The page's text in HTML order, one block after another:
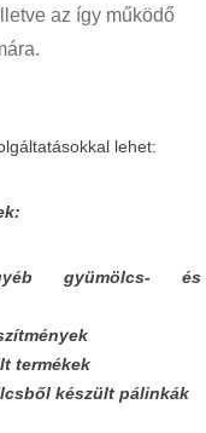
az így működő
lehet:
gyümölcs- és
termékek
készült pálinkák